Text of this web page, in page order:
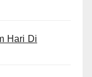
Hari Di